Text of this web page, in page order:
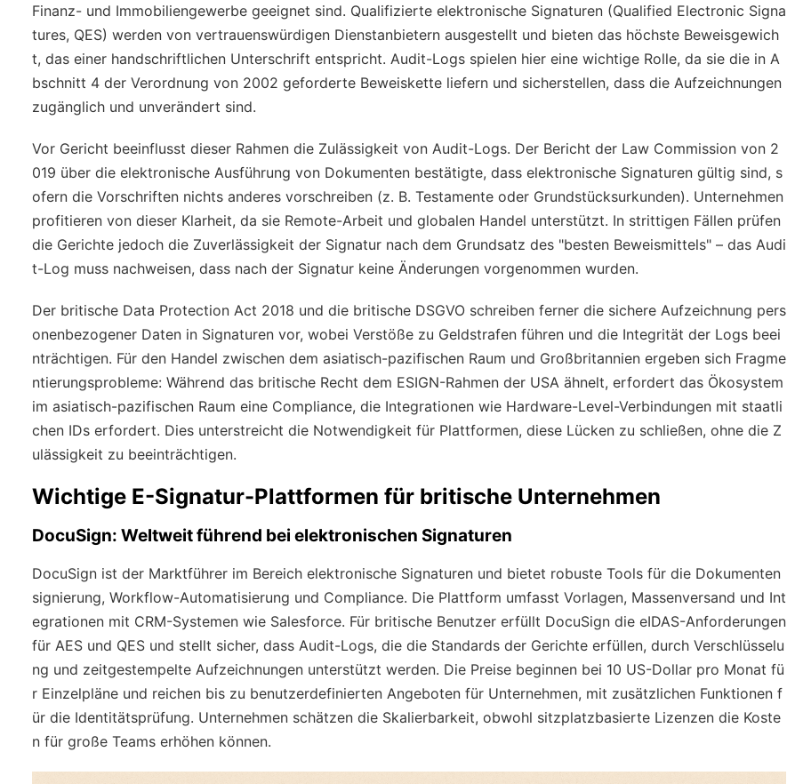
Finanz- und Immobiliengewerbe geeignet sind. Qualifizierte elektronische Signaturen (Qualified Electronic Signa
tures, QES) werden von vertrauenswürdigen Dienstanbietern ausgestellt und bieten das höchste Beweisgewich
t, das einer handschriftlichen Unterschrift entspricht. Audit-Logs spielen hier eine wichtige Rolle, da sie die in A
bschnitt 4 der Verordnung von 2002 geforderte Beweiskette liefern und sicherstellen, dass die Aufzeichnungen
zugänglich und unverändert sind.
Vor Gericht beeinflusst dieser Rahmen die Zulässigkeit von Audit-Logs. Der Bericht der Law Commission von 2
019 über die elektronische Ausführung von Dokumenten bestätigte, dass elektronische Signaturen gültig sind, s
ofern die Vorschriften nichts anderes vorschreiben (z. B. Testamente oder Grundstücksurkunden). Unternehmen
profitieren von dieser Klarheit, da sie Remote-Arbeit und globalen Handel unterstützt. In strittigen Fällen prüfen
die Gerichte jedoch die Zuverlässigkeit der Signatur nach dem Grundsatz des "besten Beweismittels" – das Audi
t-Log muss nachweisen, dass nach der Signatur keine Änderungen vorgenommen wurden.
Der britische Data Protection Act 2018 und die britische DSGVO schreiben ferner die sichere Aufzeichnung pers
onenbezogener Daten in Signaturen vor, wobei Verstöße zu Geldstrafen führen und die Integrität der Logs beei
nträchtigen. Für den Handel zwischen dem asiatisch-pazifischen Raum und Großbritannien ergeben sich Fragme
ntierungsprobleme: Während das britische Recht dem ESIGN-Rahmen der USA ähnelt, erfordert das Ökosystem
im asiatisch-pazifischen Raum eine Compliance, die Integrationen wie Hardware-Level-Verbindungen mit staatli
chen IDs erfordert. Dies unterstreicht die Notwendigkeit für Plattformen, diese Lücken zu schließen, ohne die Z
ulässigkeit zu beeinträchtigen.
Wichtige E-Signatur-Plattformen für britische Unternehmen
DocuSign: Weltweit führend bei elektronischen Signaturen
DocuSign ist der Marktführer im Bereich elektronische Signaturen und bietet robuste Tools für die Dokumenten
signierung, Workflow-Automatisierung und Compliance. Die Plattform umfasst Vorlagen, Massenversand und Int
egrationen mit CRM-Systemen wie Salesforce. Für britische Benutzer erfüllt DocuSign die eIDAS-Anforderungen
für AES und QES und stellt sicher, dass Audit-Logs, die die Standards der Gerichte erfüllen, durch Verschlüsselu
ng und zeitgestempelte Aufzeichnungen unterstützt werden. Die Preise beginnen bei 10 US-Dollar pro Monat fü
r Einzelpläne und reichen bis zu benutzerdefinierten Angeboten für Unternehmen, mit zusätzlichen Funktionen f
ür die Identitätsprüfung. Unternehmen schätzen die Skalierbarkeit, obwohl sitzplatzbasierte Lizenzen die Koste
n für große Teams erhöhen können.